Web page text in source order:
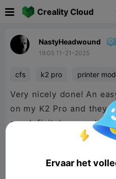
Creality Cloud
NastyHeadwound
19:05 11-21-2025
cfs k2 pro printer
Very nicely done! An
on my K2 Pro and they
are definitely snug, but
3 minutes of work with
Ervaar het